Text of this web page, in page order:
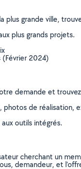
grande ville,
plus grands projets.
(Février 2024)
demande et
de réalisation,
outils intégrés.
cherchant un
demandeur, et